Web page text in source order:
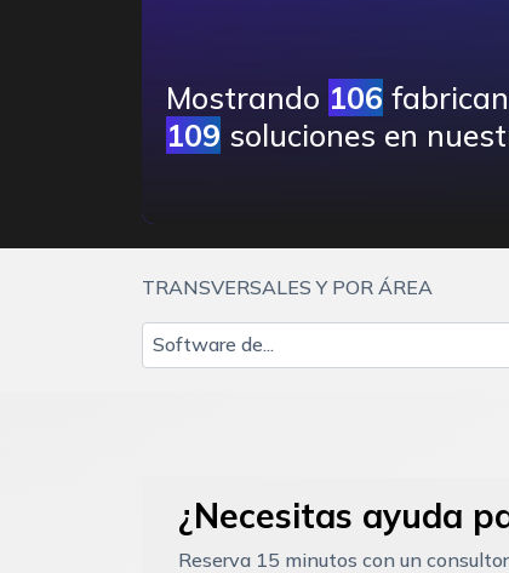
Mostrando 106
109 soluciones en
TRANSVERSALES Y POR ÁREA
Software de...
¿Necesitas ayuda
Reserva 15 minutos con un